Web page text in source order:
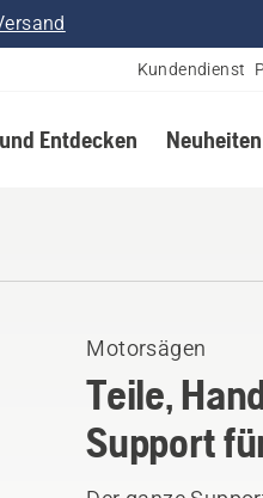
Kundendienst
Entdecken
Motorsägen
Teile,
Support